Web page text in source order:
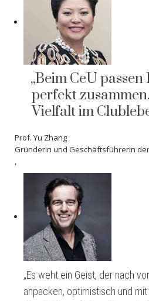
„Beim CeU
perfekt
Vielfalt im
Prof. Yu Zhang
Gründerin und Geschäftsführerin
,
„Es weht ein Geist, der nach
anpacken, optimistisch und